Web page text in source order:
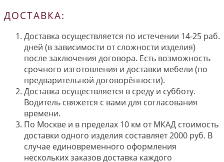
ДОСТАВКА:
Доставка осуществляется по истечении 14-25 раб.
дней (в зависимости от сложности изделия)
после заключения договора. Есть возможность
срочного изготовления и доставки мебели (по
предварительной договорённости).
Доставка осуществляется в среду и субботу.
Водитель свяжется с вами для согласования
времени.
По Москве и в пределах 10 км от МКАД стоимость
доставки одного изделия составляет 2000 руб. В
случае единовременного оформления
нескольких заказов доставка каждого